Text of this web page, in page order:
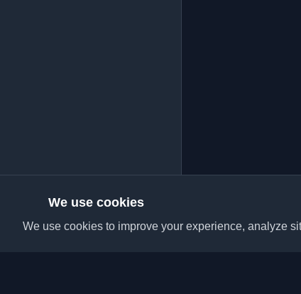
We use cookies
We use cookies to improve your experience, analyze